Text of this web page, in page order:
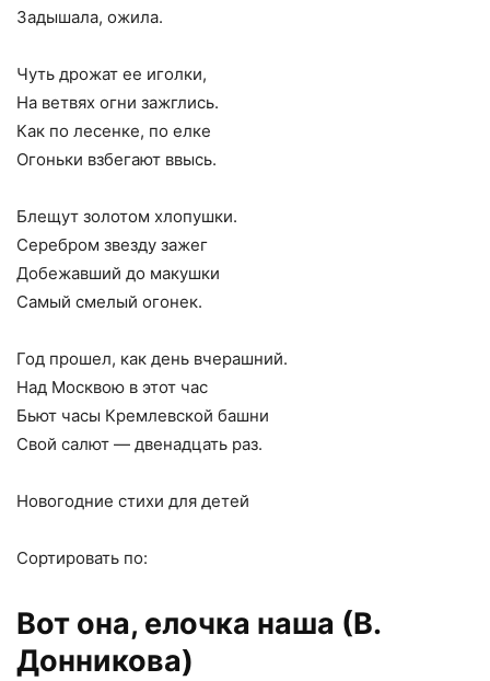
Задышала, ожила.
Чуть дрожат ее иголки,
На ветвях огни зажглись.
Как по лесенке, по елке
Огоньки взбегают ввысь.
Блещут золотом хлопушки.
Серебром звезду зажег
Добежавший до макушки
Самый смелый огонек.
Год прошел, как день вчерашний.
Над Москвою в этот час
Бьют часы Кремлевской башни
Свой салют — двенадцать раз.
Новогодние стихи для детей
Сортировать по:
Вот она, елочка наша (В.
Донникова)